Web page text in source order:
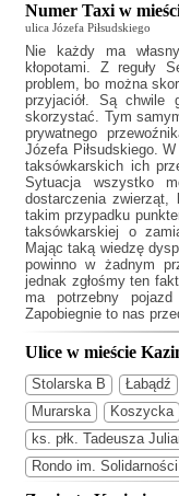
Numer Taxi w
ulica Józefa Piłsudskiego
Nie każdy ma
kłopotami. Z reguły
problem, bo można
przyjaciół. Są chwile
skorzystać. Tym
prywatnego
Józefa Piłsudskiego.
taksówkarskich ich
Sytuacja wszystko
dostarczenia
takim przypadku
taksówkarskiej o
Mając taką wiedzę
powinno w żadnym
jednak zgłośmy ten
ma potrzebny
Zapobiegnie to nas
Ulice w mieście
Stolarska B Łabądź
Murarska
Koszycka
ks. płk. Tadeusza
Rondo im. Solidarności